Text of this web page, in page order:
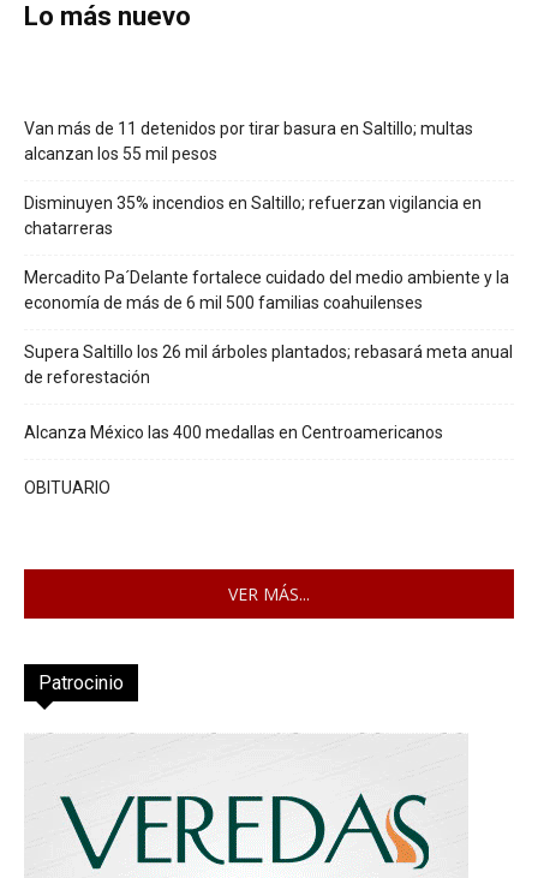
Lo más nuevo
Van más de 11 detenidos por tirar basura en Saltillo; multas
alcanzan los 55 mil pesos
Disminuyen 35% incendios en Saltillo; refuerzan vigilancia en
chatarreras
Mercadito Pa´Delante fortalece cuidado del medio ambiente y la
economía de más de 6 mil 500 familias coahuilenses
Supera Saltillo los 26 mil árboles plantados; rebasará meta anual
de reforestación
Alcanza México las 400 medallas en Centroamericanos
OBITUARIO
VER MÁS...
Patrocinio